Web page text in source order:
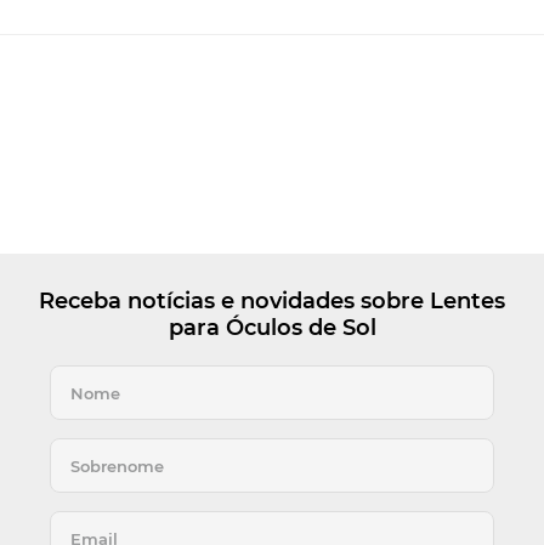
Receba notícias e novidades sobre Lentes
para Óculos de Sol